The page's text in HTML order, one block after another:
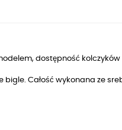
dostępność
bigle. Całość wykonana ze